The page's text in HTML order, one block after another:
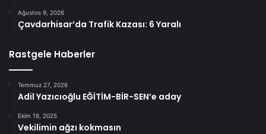
Ağustos 9, 2026
Çavdarhisar’da Trafik Kazası: 6 Yaralı
Rastgele Haberler
Temmuz 27, 2026
Adil Yazıcıoğlu EĞİTİM-BİR-SEN’e aday
Ekim 16, 2025
Vekilimin ağzı kokmasın